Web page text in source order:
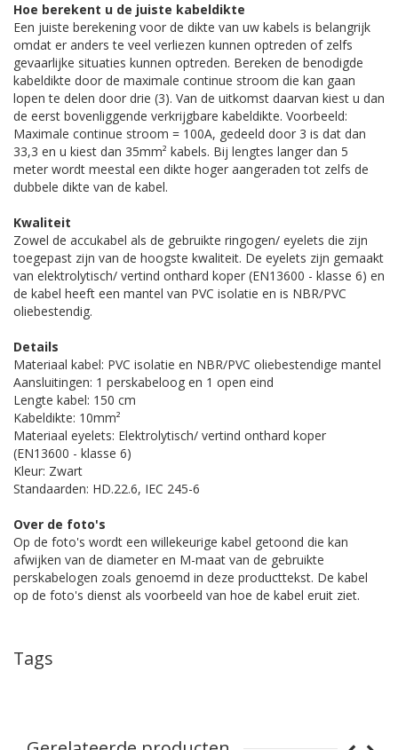
Hoe berekent u de juiste kabeldikte
Een juiste berekening voor de dikte van uw kabels is belangrijk
omdat er anders te veel verliezen kunnen optreden of zelfs
gevaarlijke situaties kunnen optreden. Bereken de benodigde
kabeldikte door de maximale continue stroom die kan gaan
lopen te delen door drie (3). Van de uitkomst daarvan kiest u dan
de eerst bovenliggende verkrijgbare kabeldikte. Voorbeeld:
Maximale continue stroom = 100A, gedeeld door 3 is dat dan
33,3 en u kiest dan 35mm² kabels. Bij lengtes langer dan 5
meter wordt meestal een dikte hoger aangeraden tot zelfs de
dubbele dikte van de kabel.
Kwaliteit
Zowel de accukabel als de gebruikte ringogen/ eyelets die zijn
toegepast zijn van de hoogste kwaliteit. De eyelets zijn gemaakt
van elektrolytisch/ vertind onthard koper (EN13600 - klasse 6) en
de kabel heeft een mantel van PVC isolatie en is NBR/PVC
oliebestendig.
Details
Materiaal kabel: PVC isolatie en NBR/PVC oliebestendige mantel
Aansluitingen: 1 perskabeloog en 1 open eind
Lengte kabel: 150 cm
Kabeldikte: 10mm²
Materiaal eyelets: Elektrolytisch/ vertind onthard koper
(EN13600 - klasse 6)
Kleur: Zwart
Standaarden: HD.22.6, IEC 245-6
Over de foto's
Op de foto's wordt een willekeurige kabel getoond die kan
afwijken van de diameter en M-maat van de gebruikte
perskabelogen zoals genoemd in deze producttekst. De kabel
op de foto's dienst als voorbeeld van hoe de kabel eruit ziet.
Tags